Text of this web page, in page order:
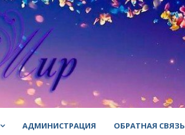
АДМИНИСТРАЦИЯ ОБРАТНАЯ СВЯЗЬ